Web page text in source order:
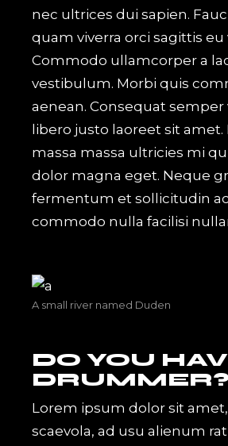
nec ultrices dui sapien.
quam viverra orci sagittis
Commodo ullamcorper a
vestibulum. Morbi quis
aenean. Consequat semper
libero justo laoreet sit amet.
massa massa ultricies mi
dolor magna eget. Neque
fermentum et sollicitudin
commodo nulla facilisi
A small river named Duden
DO YOU
DRUMMER?
Lorem ipsum dolor sit
scaevola, ad usu alienum